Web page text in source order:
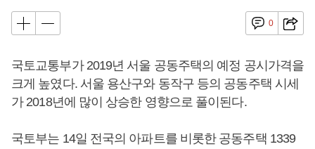
0
국토교통부가 2019년 서울 공동주택의 예정 공시가격을
크게 높였다. 서울 용산구와 동작구 등의 공동주택 시세
가 2018년에 많이 상승한 영향으로 풀이된다.
국토부는 14일 전국의 아파트를 비롯한 공동주택 1339